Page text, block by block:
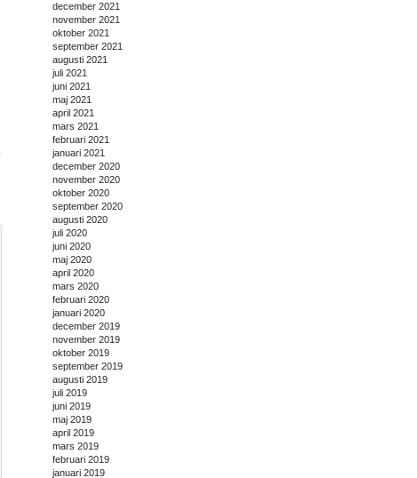
december 2021
november 2021
oktober 2021
september 2021
augusti 2021
juli 2021
juni 2021
maj 2021
april 2021
mars 2021
februari 2021
januari 2021
december 2020
november 2020
oktober 2020
september 2020
augusti 2020
juli 2020
juni 2020
maj 2020
april 2020
mars 2020
februari 2020
januari 2020
december 2019
november 2019
oktober 2019
september 2019
augusti 2019
juli 2019
juni 2019
maj 2019
april 2019
mars 2019
februari 2019
januari 2019